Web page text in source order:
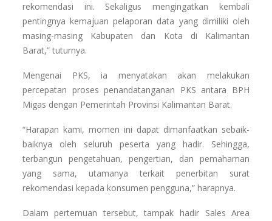
rekomendasi ini. Sekaligus mengingatkan kembali
pentingnya kemajuan pelaporan data yang dimiliki oleh
masing-masing Kabupaten dan Kota di Kalimantan
Barat,” tuturnya.
Mengenai PKS, ia menyatakan akan melakukan
percepatan proses penandatanganan PKS antara BPH
Migas dengan Pemerintah Provinsi Kalimantan Barat.
“Harapan kami, momen ini dapat dimanfaatkan sebaik-
baiknya oleh seluruh peserta yang hadir. Sehingga,
terbangun pengetahuan, pengertian, dan pemahaman
yang sama, utamanya terkait penerbitan surat
rekomendasi kepada konsumen pengguna,” harapnya.
Dalam pertemuan tersebut, tampak hadir Sales Area